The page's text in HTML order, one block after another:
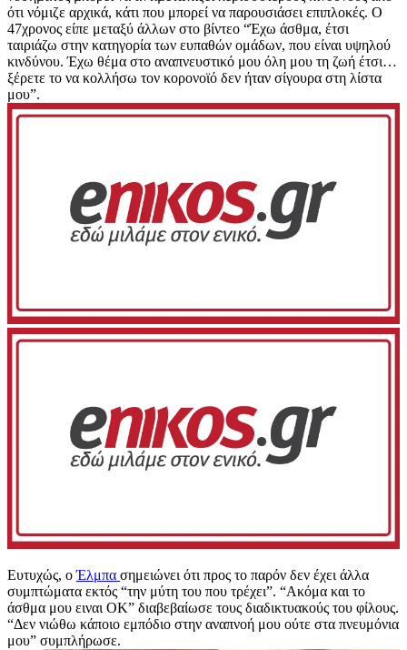
ότι νόμιζε αρχικά, κάτι που μπορεί να παρουσιάσει επιπλοκές. Ο
47χρονος είπε μεταξύ άλλων στο βίντεο “Έχω άσθμα, έτσι
ταιριάζω στην κατηγορία των ευπαθών ομάδων, που είναι υψηλού
κινδύνου. Έχω θέμα στο αναπνευστικό μου όλη μου τη ζωή έτσι…
ξέρετε το να κολλήσω τον κορονοϊό δεν ήταν σίγουρα στη λίστα
μου”.
Ευτυχώς, οΈλμπα σημειώνει ότι προς το παρόν δεν έχει άλλα
συμπτώματα εκτός “την μύτη του που τρέχει”. “Ακόμα και το
άσθμα μου ειναι OK” διαβεβαίωσε τους διαδικτυακούς του φίλους.
“Δεν νιώθω κάποιο εμπόδιο στην αναπνοή μου ούτε στα πνευμόνια
μου” συμπλήρωσε.